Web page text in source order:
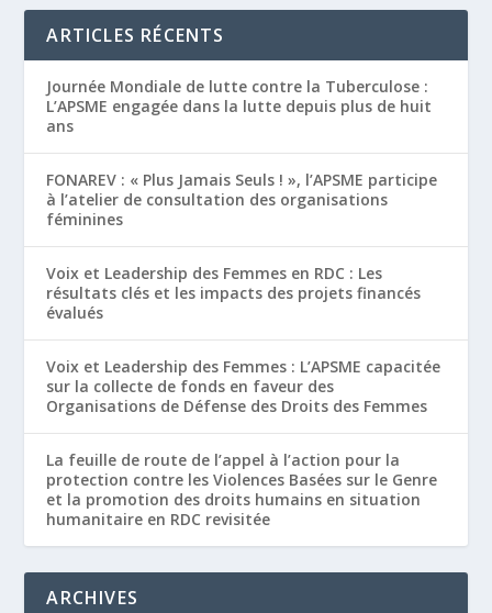
ARTICLES RÉCENTS
Journée Mondiale de lutte contre la Tuberculose :
L’APSME engagée dans la lutte depuis plus de huit
ans
FONAREV : « Plus Jamais Seuls ! », l’APSME participe
à l’atelier de consultation des organisations
féminines
Voix et Leadership des Femmes en RDC : Les
résultats clés et les impacts des projets financés
évalués
Voix et Leadership des Femmes : L’APSME capacitée
sur la collecte de fonds en faveur des
Organisations de Défense des Droits des Femmes
La feuille de route de l’appel à l’action pour la
protection contre les Violences Basées sur le Genre
et la promotion des droits humains en situation
humanitaire en RDC revisitée
ARCHIVES